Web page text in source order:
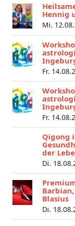
Hennig
Mi.
Fr.
Fr.
Qigong
der
Di.
Blasius
Di.